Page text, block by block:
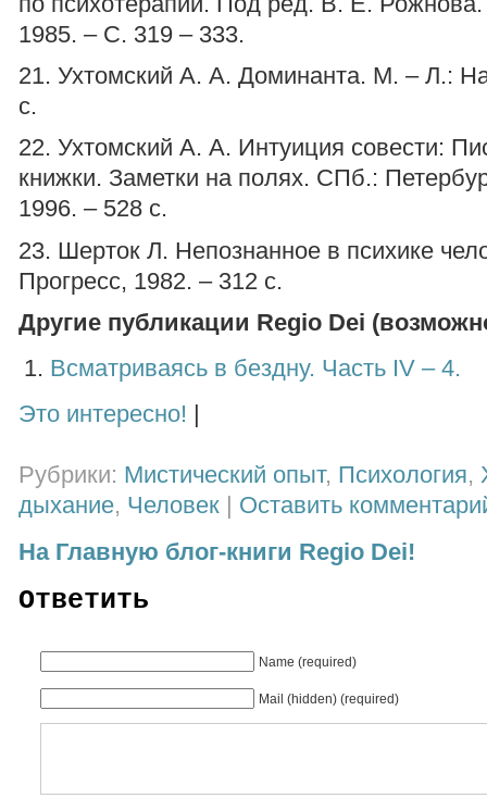
1985. – С. 319 – 333.
21. Ухтомский А. А. Доминанта. М. – Л.:
с.
22. Ухтомский А. А. Интуиция совести:
книжки. Заметки на полях. СПб.:
1996. – 528 с.
23. Шерток Л. Непознанное в психике
Прогресс, 1982. – 312 с.
Другие публикации Regio Dei
Всматриваясь в бездну. Часть IV – 4.
Это интересно!
Рубрики: Мистический опыт, Психология,
дыхание, Человек
Оставить
На Главную блог-книги Regio Dei!
Ответить
Name (required)
Mail (hidden) (required)